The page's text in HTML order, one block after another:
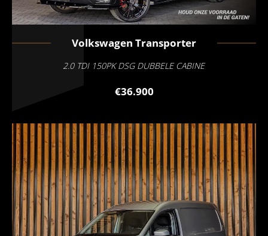
Volkswagen Transporter
2.0 TDI 150PK DSG DUBBELE CABINE
€36.900